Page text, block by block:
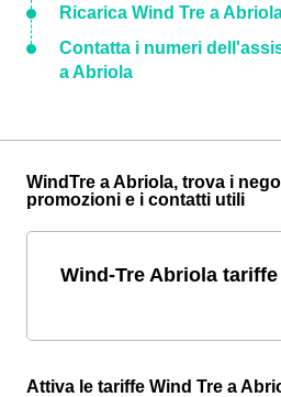
Ricarica Wind Tre a
Contatta i numeri
a Abriola
WindTre a Abriola, trova i
promozioni e i contatti utili
Wind-Tre Abriola
Attiva le tariffe Wind Tre a